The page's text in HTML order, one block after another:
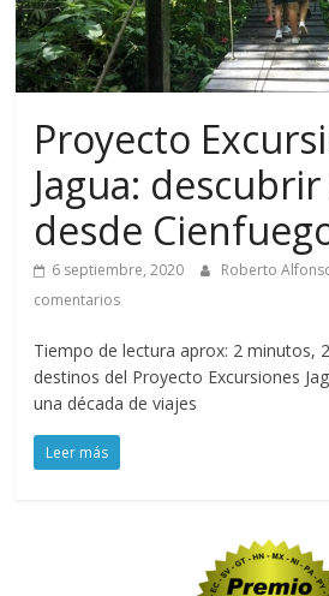
Proyecto
Jagua:
desde
6 septiembre, 2020 Roberto
comentarios
Tiempo de lectura aprox: 2 minutos,
destinos del Proyecto Excursiones
una década de viajes
Leer más